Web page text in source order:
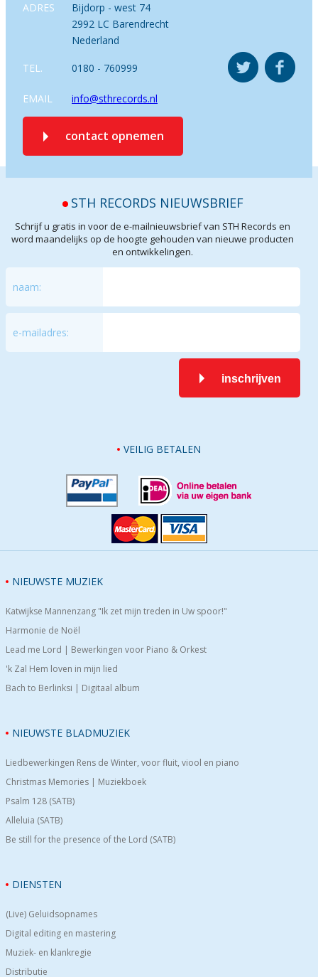
ADRES
Bijdorp - west 74
2992 LC Barendrecht
Nederland
TEL. 0180 - 760999
EMAIL info@sthrecords.nl
contact opnemen
STH RECORDS NIEUWSBRIEF
Schrijf u gratis in voor de e-mailnieuwsbrief van STH Records en
word maandelijks op de hoogte gehouden van nieuwe producten
en ontwikkelingen.
naam:
e-mailadres:
inschrijven
VEILIG BETALEN
NIEUWSTE MUZIEK
Katwijkse Mannenzang "Ik zet mijn treden in Uw spoor!"
Harmonie de Noël
Lead me Lord | Bewerkingen voor Piano & Orkest
'k Zal Hem loven in mijn lied
Bach to Berlinksi | Digitaal album
NIEUWSTE BLADMUZIEK
Liedbewerkingen Rens de Winter, voor fluit, viool en piano
Christmas Memories | Muziekboek
Psalm 128 (SATB)
Alleluia (SATB)
Be still for the presence of the Lord (SATB)
DIENSTEN
(Live) Geluidsopnames
Digital editing en mastering
Muziek- en klankregie
Distributie